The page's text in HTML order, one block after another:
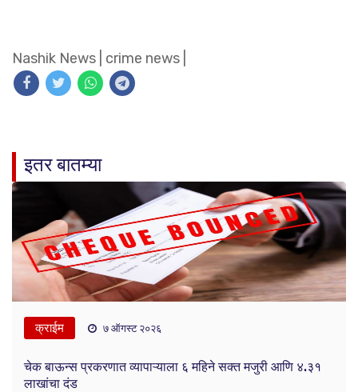
Nashik News crime news
इतर बातम्या
क्राईम ७ ऑगस्ट २०२६
चेक बाऊन्स प्रकरणात व्यापाऱ्याला ६ महिने सक्त मजुरी आणि ४.३१
लाखांचा दंड